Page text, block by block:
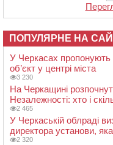
ПОПУЛЯРНЕ НА
У Черкасах пропонують
об’єкт у центрі міста
3 230
На Черкащині
Незалежності: хто і
2 465
У Черкаській облраді
директора установи,
2 320